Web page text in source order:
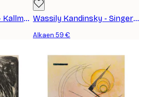
Wassily Kandinsky - Kallmünz Gabriele Münter Maalaus I Kanvaasi Wassily Kandinsky - Singer Kanvaasi
Alkaen 59 €